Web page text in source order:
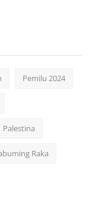
Pemilu 2024
Palestina
Raka